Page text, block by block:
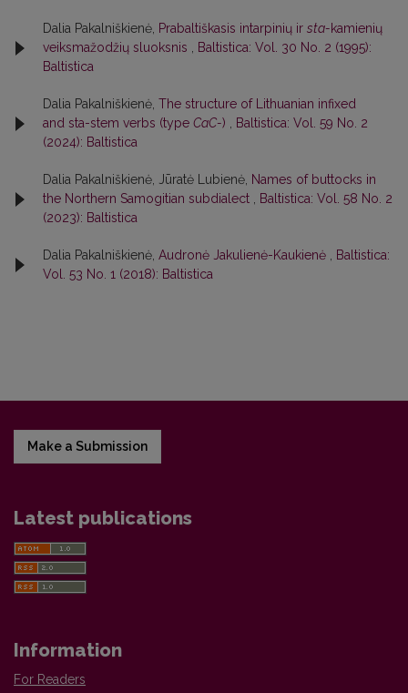
Dalia Pakalniškienė, Prabaltiškasis intarpinių ir sta-kamienių
veiksmažodžių sluoksnis
Baltistica: Vol. 30 No. 2 (1995):
Baltistica
Dalia Pakalniškienė, The structure of Lithuanian infixed
and sta-stem verbs (type CaC-)
Baltistica: Vol. 59 No. 2
(2024): Baltistica
Dalia Pakalniškienė, Jūratė Lubienė, Names of buttocks in
the Northern Samogitian subdialect
Baltistica: Vol. 58 No. 2
(2023): Baltistica
Dalia Pakalniškienė, Audronė Jakulienė-Kaukienė
Baltistica:
Vol. 53 No. 1 (2018): Baltistica
Make a Submission
Latest publications
Information
For Readers